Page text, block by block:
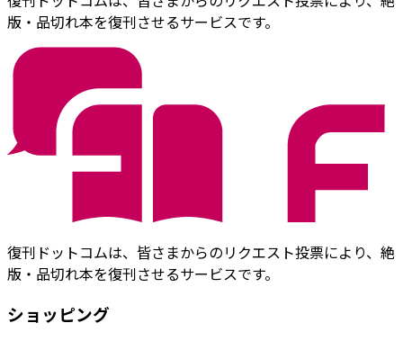
版・品切れ本を復刊させるサービスです。
復刊ドットコムは、皆さまからのリクエスト投票により、絶
版・品切れ本を復刊させるサービスです。
ショッピング